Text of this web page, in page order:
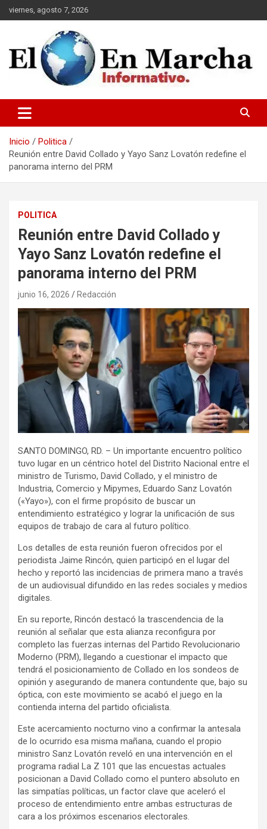
Saltar
al
viernes, agosto 7, 2026
elmundoenmarcha.net
Inicio
Politica
Reunión entre David Collado y Yayo Sanz Lovatón redefine el
panorama interno del PRM
POLITICA
Reunión entre David Collado y
Yayo Sanz Lovatón redefine el
panorama interno del PRM
junio 16, 2026 Redacción
SANTO DOMINGO, RD. – Un importante encuentro político
tuvo lugar en un céntrico hotel del Distrito Nacional entre el
ministro de Turismo, David Collado, y el ministro de
Industria, Comercio y Mipymes, Eduardo Sanz Lovatón
(«Yayo»), con el firme propósito de buscar un
entendimiento estratégico y lograr la unificación de sus
equipos de trabajo de cara al futuro político.
Los detalles de esta reunión fueron ofrecidos por el
periodista Jaime Rincón, quien participó en el lugar del
hecho y reportó las incidencias de primera mano a través
de un audiovisual difundido en las redes sociales y medios
digitales.
En su reporte, Rincón destacó la trascendencia de la
reunión al señalar que esta alianza reconfigura por
completo las fuerzas internas del Partido Revolucionario
Moderno (PRM), llegando a cuestionar el impacto que
tendrá el posicionamiento de Collado en los sondeos de
opinión y asegurando de manera contundente que, bajo su
óptica, con este movimiento se acabó el juego en la
contienda interna del partido oficialista.
Este acercamiento nocturno vino a confirmar la antesala
de lo ocurrido esa misma mañana, cuando el propio
ministro Sanz Lovatón reveló en una intervención en el
programa radial La Z 101 que las encuestas actuales
posicionan a David Collado como el puntero absoluto en
las simpatías políticas, un factor clave que aceleró el
proceso de entendimiento entre ambas estructuras de
cara a los próximos escenarios electorales.